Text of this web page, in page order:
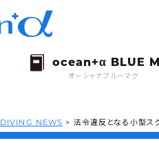
オーシャナブルーマグ
DIVING NEWS > 法令違反となる小型ス